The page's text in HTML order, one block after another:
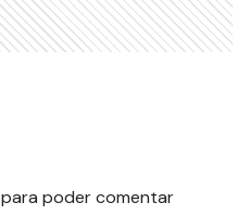
para poder comentar